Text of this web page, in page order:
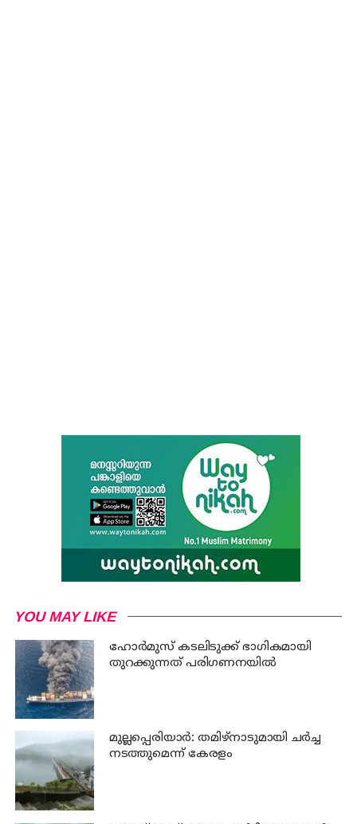
YOU MAY LIKE
ഹോര്‍മുസ് കടലിടുക്ക് ഭാഗികമായി
തുറക്കുന്നത് പരിഗണനയില്‍
മുല്ലപ്പെരിയാര്‍: തമിഴ്‌നാടുമായി ചര്‍ച്ച
നടത്തുമെന്ന് കേരളം